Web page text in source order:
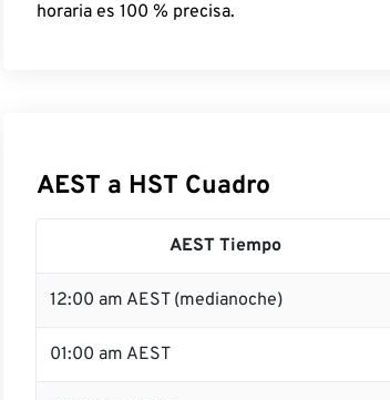
horaria es 100 % precisa.
AEST a HST Cuadro
AEST Tiempo
12:00 am AEST (medianoche)
01:00 am AEST